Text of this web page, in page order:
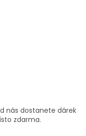
nás dostanete dárek
zdarma.